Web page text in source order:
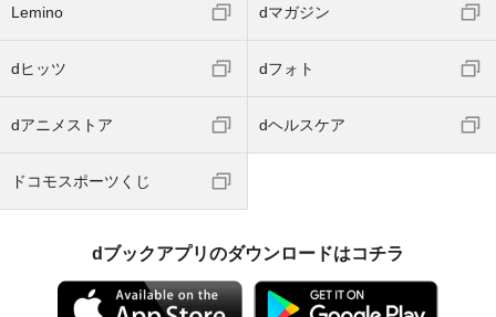
Lemino dマガジン
dヒッツ dフォト
dアニメストア dヘルスケア
ドコモスポーツくじ
dブックアプリのダウンロードはコチラ